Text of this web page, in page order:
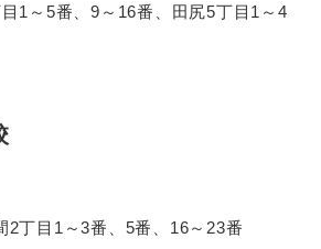
1～5番、9～16番、田尻5丁目1～4
2丁目1～3番、5番、16～23番